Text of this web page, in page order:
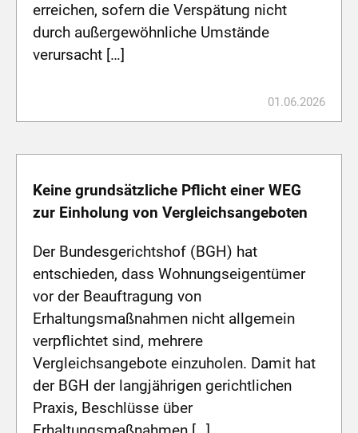
erreichen, sofern die Verspätung nicht
durch außergewöhnliche Umstände
verursacht […]
01.06.2026
Keine grundsätzliche Pflicht einer WEG
zur Einholung von Vergleichsangeboten
Der Bundesgerichtshof (BGH) hat
entschieden, dass Wohnungseigentümer
vor der Beauftragung von
Erhaltungsmaßnahmen nicht allgemein
verpflichtet sind, mehrere
Vergleichsangebote einzuholen. Damit hat
der BGH der langjährigen gerichtlichen
Praxis, Beschlüsse über